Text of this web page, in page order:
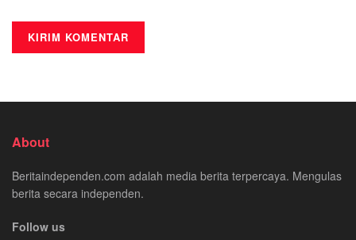
About
Beritaindependen.com adalah media berita terpercaya. Mengulas
berita secara independen.
Follow us